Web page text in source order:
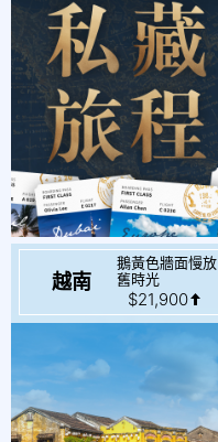
越南
鵝黃色牆面慢放
舊時光
$21,900